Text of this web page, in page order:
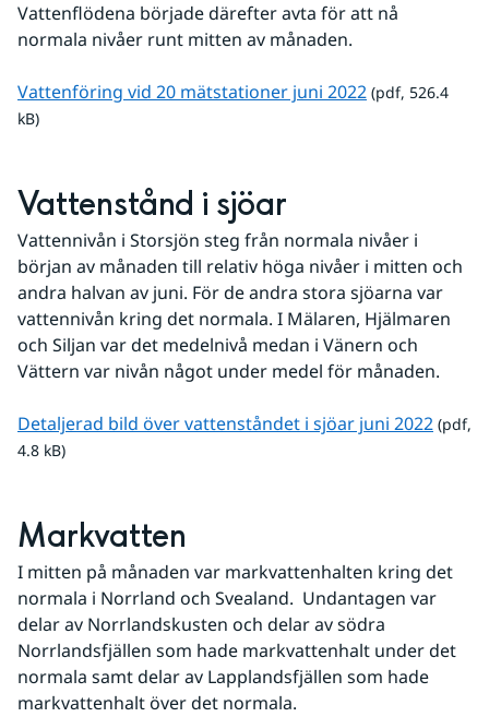
Vattenflödena började därefter avta för att nå
normala nivåer runt mitten av månaden.
Vattenföring vid 20 mätstationer juni 2022pdf, 526.4 kB.
(pdf, 526.4
kB)
Vattenstånd i sjöar
Vattennivån i Storsjön steg från normala nivåer i
början av månaden till relativ höga nivåer i mitten och
andra halvan av juni. För de andra stora sjöarna var
vattennivån kring det normala. I Mälaren, Hjälmaren
och Siljan var det medelnivå medan i Vänern och
Vättern var nivån något under medel för månaden.
Detaljerad bild över vattenståndet i sjöar juni 2022pdf,
(pdf,
4.8 kB)
Markvatten
I mitten på månaden var markvattenhalten kring det
normala i Norrland och Svealand.  Undantagen var
delar av Norrlandskusten och delar av södra
Norrlandsfjällen som hade markvattenhalt under det
normala samt delar av Lapplandsfjällen som hade
markvattenhalt över det normala.